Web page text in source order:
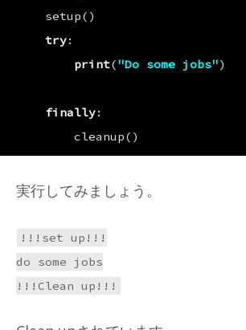
setup()
try:
print("Do some jobs")
finally:
cleanup()
実行してみましょう。
!!!set up!!!
do some jobs